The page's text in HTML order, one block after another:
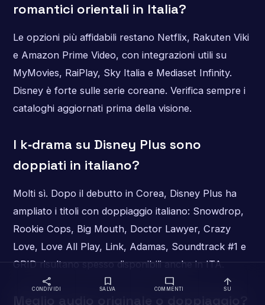
romantici orientali in Italia?
Le opzioni più affidabili restano Netflix, Rakuten Viki
e Amazon Prime Video, con integrazioni utili su
MyMovies, RaiPlay, Sky Italia e Mediaset Infinity.
Disney è forte sulle serie coreane. Verifica sempre i
cataloghi aggiornati prima della visione.
I k‑drama su Disney Plus sono
doppiati in italiano?
Molti sì. Dopo il debutto in Corea, Disney Plus ha
ampliato i titoli con doppiaggio italiano: Snowdrop,
Rookie Cops, Big Mouth, Doctor Lawyer, Crazy
Love, Love All Play, Link, Adamas, Soundtrack #1 e
GRID risultano spesso disponibili anche in ITA.
Meglio audio originale o doppiaggio?
share
CONDIVIDI
bookmark
SALVA
mode_comment
COMMENTI
arrow_upward
SU